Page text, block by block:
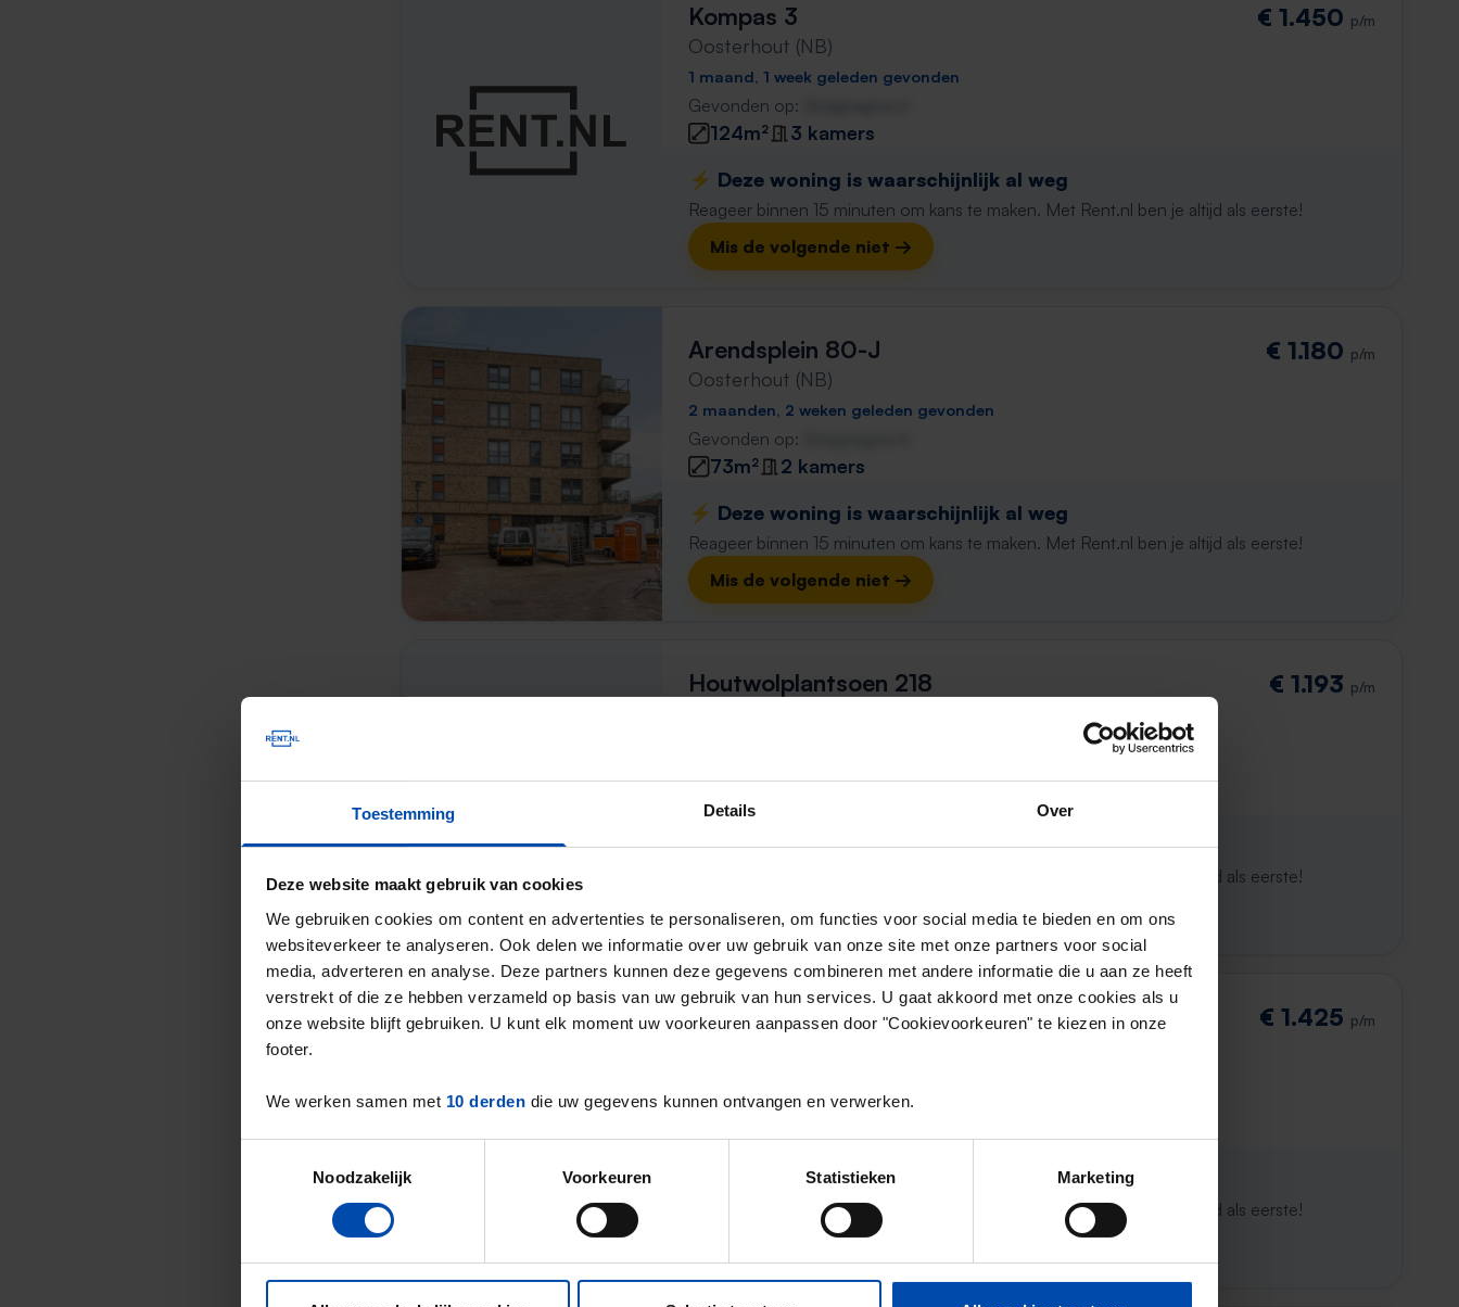
Toestemming Details Over
Deze website maakt gebruik van cookies
We gebruiken cookies om content en advertenties te personaliseren, om functies voor social media te bieden en om ons
websiteverkeer te analyseren. Ook delen we informatie over uw gebruik van onze site met onze partners voor social
media, adverteren en analyse. Deze partners kunnen deze gegevens combineren met andere informatie die u aan ze heeft
verstrekt of die ze hebben verzameld op basis van uw gebruik van hun services. U gaat akkoord met onze cookies als u
onze website blijft gebruiken. U kunt elk moment uw voorkeuren aanpassen door "Cookievoorkeuren" te kiezen in onze
footer.
We werken samen met 10 derden die uw gegevens kunnen ontvangen en verwerken.
Noodzakelijk
Voorkeuren Statistieken Marketing
Kompas 3
Oosterhout (NB)
€ 1.450 p/m
1 maand, 1 week geleden gevonden
Gevonden op:
124m²
3 kamers
⚡️ Deze woning is waarschijnlijk al weg
Reageer binnen 15 minuten om kans te maken. Met Rent.nl ben je altijd als eerste!
Mis de volgende niet →
Arendsplein 80-J
Oosterhout (NB)
€ 1.180 p/m
2 maanden, 2 weken geleden gevonden
Gevonden op:
73m²
2 kamers
⚡️ Deze woning is waarschijnlijk al weg
Reageer binnen 15 minuten om kans te maken. Met Rent.nl ben je altijd als eerste!
Mis de volgende niet →
Houtwolplantsoen 218 € 1.193 p/m
88m²
⚡️ Deze woning is waarschijnlijk al weg
Reageer binnen 15 minuten om kans te maken. Met Rent.nl ben je altijd als eerste!
Mis de volgende niet →
Kompas 7 € 1.425 p/m
Gevonden op: Gnagnagna.nl
⚡️ Deze woning is waarschijnlijk al weg
Reageer binnen 15 minuten om kans te maken. Met Rent.nl ben je altijd als eerste!